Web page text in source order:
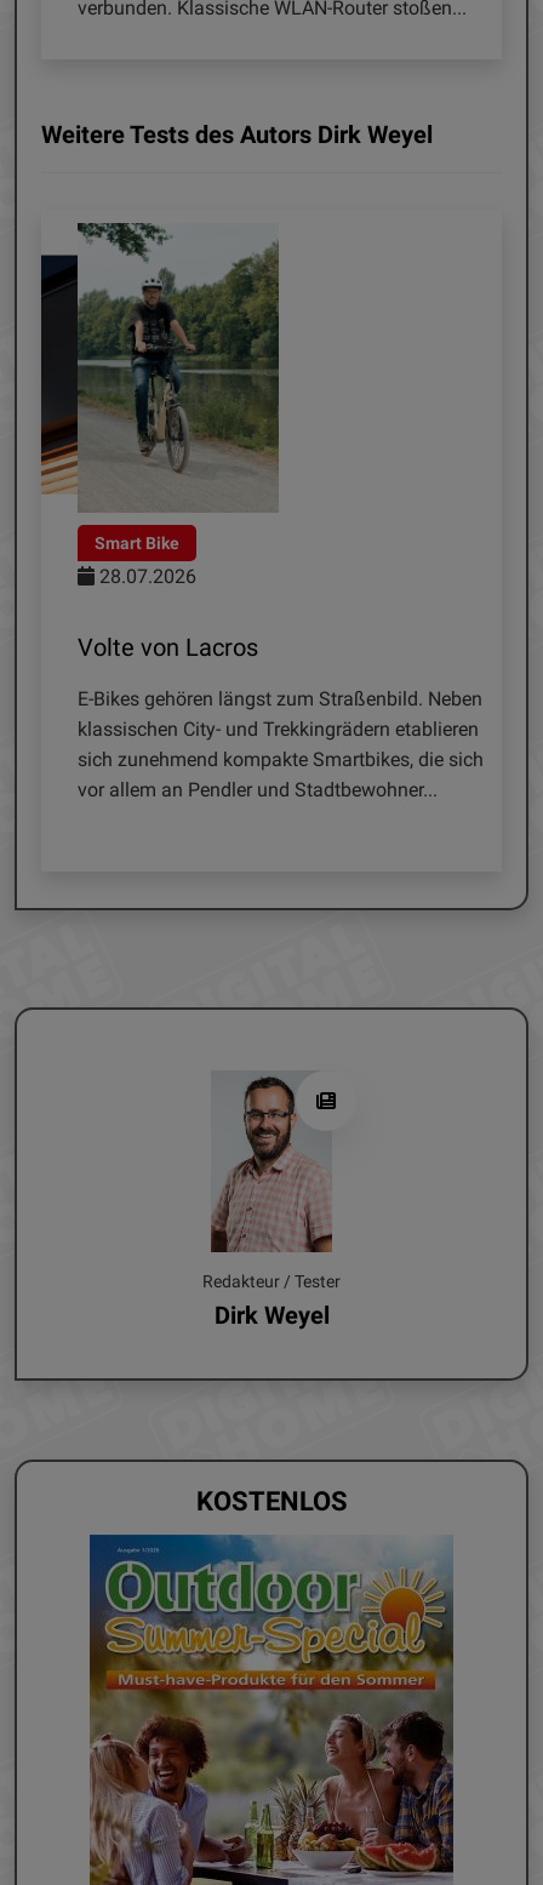
verbunden. Klassische WLAN-Router stoßen...
Weitere Tests des Autors Dirk Weyel
Smart Bike
28.07.2026
Volte von Lacros
E-Bikes gehören längst zum Straßenbild. Neben
klassischen City- und Trekkingrädern etablieren
sich zunehmend kompakte Smartbikes, die sich
vor allem an Pendler und Stadtbewohner...
Redakteur / Tester
Dirk Weyel
KOSTENLOS